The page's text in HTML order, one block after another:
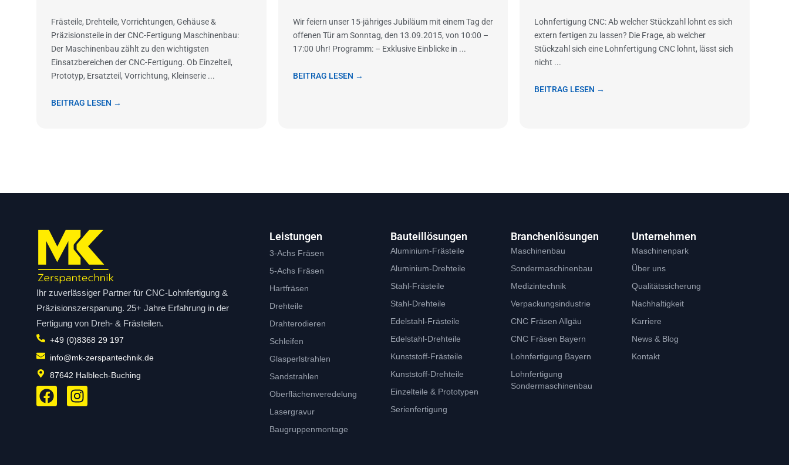
Frästeile, Drehteile, Vorrichtungen, Gehäuse &
Präzisionsteile in der CNC-Fertigung Maschinenbau:
Der Maschinenbau zählt zu den wichtigsten
Einsatzbereichen der CNC-Fertigung. Ob Einzelteil,
Prototyp, Ersatzteil, Vorrichtung, Kleinserie ...
BEITRAG LESEN →
Wir feiern unser 15-jähriges Jubiläum mit einem Tag der
offenen Tür am Sonntag, den 13.09.2015, von 10:00 –
17:00 Uhr! Programm: – Exklusive Einblicke in ...
BEITRAG LESEN →
Lohnfertigung CNC: Ab welcher Stückzahl lohnt es sich
extern fertigen zu lassen? Die Frage, ab welcher
Stückzahl sich eine Lohnfertigung CNC lohnt, lässt sich
nicht ...
BEITRAG LESEN →
Ihr zuverlässiger Partner für CNC-Lohnfertigung &
Präzisionszerspanung. 25+ Jahre Erfahrung in der
Fertigung von Dreh- & Frästeilen.
+49 (0)8368 29 197
info@mk-zerspantechnik.de
87642 Halblech-Buching
F
a
I
n
Leistungen
3-Achs Fräsen
5-Achs Fräsen
Hartfräsen
Drehteile
Drahterodieren
Schleifen
Glasperlstrahlen
Sandstrahlen
Oberflächenveredelung
Lasergravur
Baugruppenmontage
Bauteillösungen
Aluminium-Frästeile
Aluminium-Drehteile
Stahl-Frästeile
Stahl-Drehteile
Edelstahl-Frästeile
Edelstahl-Drehteile
Kunststoff-Frästeile
Kunststoff-Drehteile
Einzelteile & Prototypen
Serienfertigung
Branchenlösungen
Maschinenbau
Sondermaschinenbau
Medizintechnik
Verpackungsindustrie
CNC Fräsen Allgäu
CNC Fräsen Bayern
Lohnfertigung Bayern
Lohnfertigung
Sondermaschinenbau
Unternehmen
Maschinenpark
Über uns
Qualitätssicherung
Nachhaltigkeit
Karriere
News & Blog
Kontakt